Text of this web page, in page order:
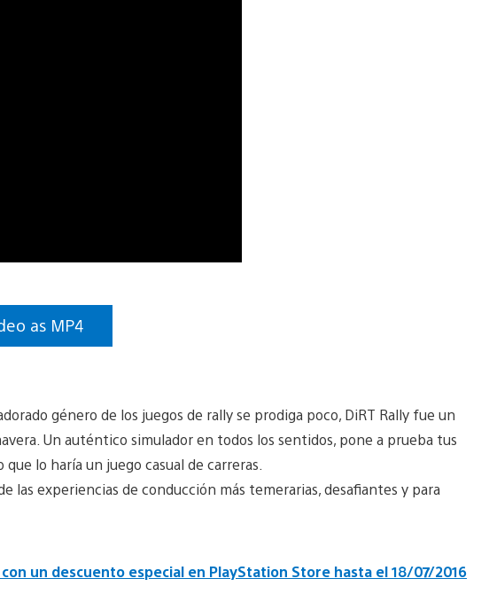
as MP4
género de los juegos de rally se prodiga poco, DiRT Rally fue un
Un auténtico simulador en todos los sentidos, pone a prueba tus
lo haría un juego casual de carreras.
las experiencias de conducción más temerarias, desafiantes y para
un descuento especial en PlayStation Store hasta el 18/07/2016